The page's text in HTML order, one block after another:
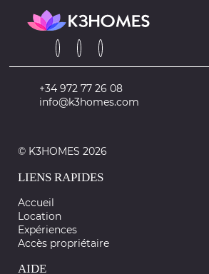
+34 972 77 26 08
info@k3homes.com
© K3HOMES 2026
LIENS RAPIDES
Accueil
Location
Expériences
Accès propriétaire
AIDE